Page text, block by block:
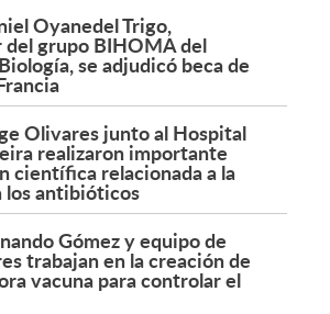
Oyanedel Trigo,
grupo BIHOMA del
se adjudicó beca de
Olivares junto al Hospital
realizaron importante
científica relacionada a la
los antibióticos
Gómez y equipo de
trabajan en la creación de
vacuna para controlar el